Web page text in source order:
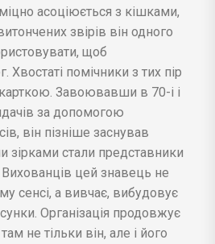
асоціюється з кішками,
звірів він одного
щоб
помічники з тих пір
Завоювавши в 70-і і
за допомогою
він пізніше заснував
зірками стали представники
Вихованців цей знавець не
сенсі, а вивчає, вибудовує
Організація продовжує
не тільки він, але і його